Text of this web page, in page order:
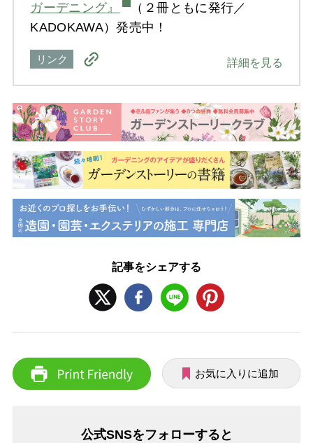
ガーデニング』
（２冊ともに発行／
KADOKAWA）発売中！
リンク 詳細を見る
記事をシェアする
お気に入りに追加
公式SNSをフォローすると